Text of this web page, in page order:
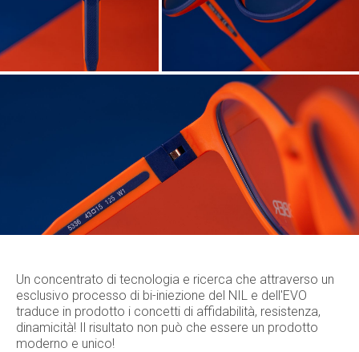
Un concentrato di tecnologia e ricerca che attraverso un
esclusivo processo di bi-iniezione del NIL e dell'EVO
traduce in prodotto i concetti di affidabilità, resistenza,
dinamicità! Il risultato non può che essere un prodotto
moderno e unico!